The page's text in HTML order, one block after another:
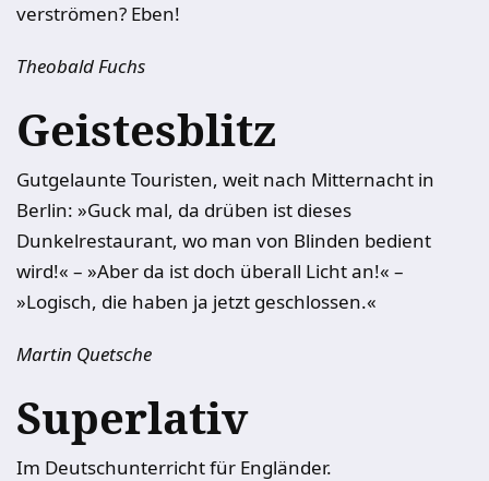
verströmen? Eben!
Theobald Fuchs
Geistesblitz
Gutgelaunte Touristen, weit nach Mitternacht in
Berlin: »Guck mal, da drüben ist dieses
Dunkelrestaurant, wo man von Blinden bedient
wird!« – »Aber da ist doch überall Licht an!« –
»Logisch, die haben ja jetzt geschlossen.«
Martin Quetsche
Superlativ
Im Deutschunterricht für Engländer.